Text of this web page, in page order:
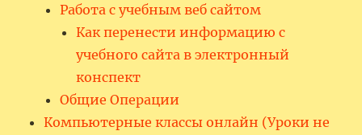
Работа с учебным веб сайтом
Как перенести информацию с
учебного сайта в электронный
конспект
Общие Операции
Компьютерные классы онлайн (Уроки не